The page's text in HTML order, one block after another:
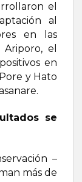
el
al
en las
el
en
y Hato
se
–
más de